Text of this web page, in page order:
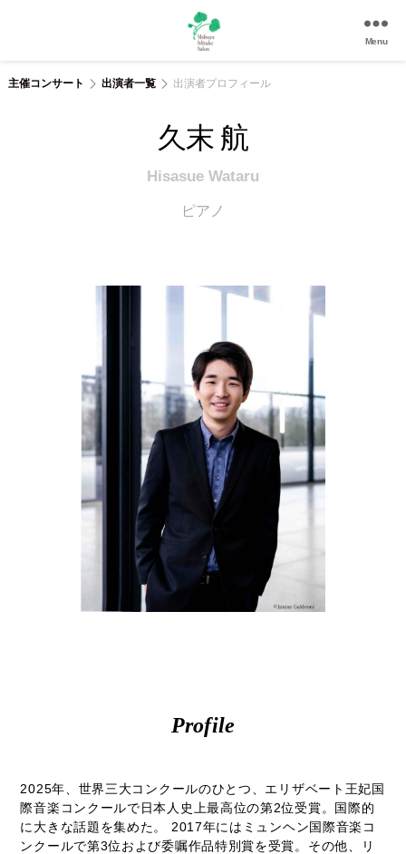
谷
サ
ン
渋
分
の
和
風
モ
ダ
ン
な
音
楽
サ
ロ
ン
Menu
主催コンサート 出演者一覧 出演者プロフィール
久末 航
Hisasue Wataru
ピアノ
Profile
2025年、世界三大コンクールのひとつ、エリザベート王妃国
際音楽コンクールで日本人史上最高位の第2位受賞。国際的
に大きな話題を集めた。 2017年にはミュンヘン国際音楽コ
ンクールで第3位および委嘱作品特別賞を受賞。その他、リ